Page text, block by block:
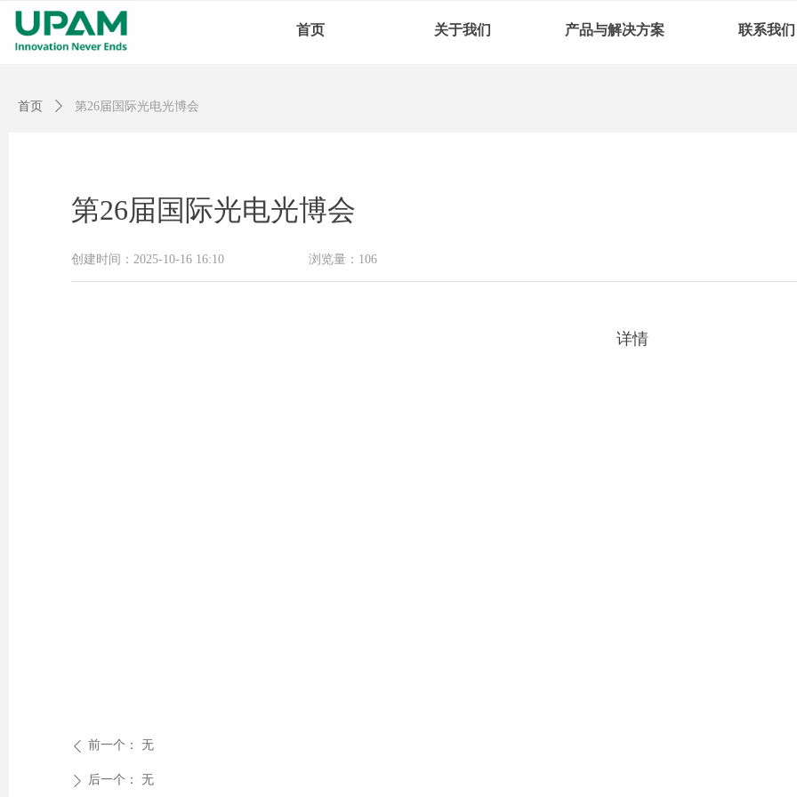
首页 关于我们 产品与解决方案 联系我们
第26届国际光电光博会
详情
创建时间： 2025-10-16 16:10 浏览量： 106
ꄴ 前一个： 无
ꄲ 后一个： 无
首页 ꄲ 第26届国际光电光博会